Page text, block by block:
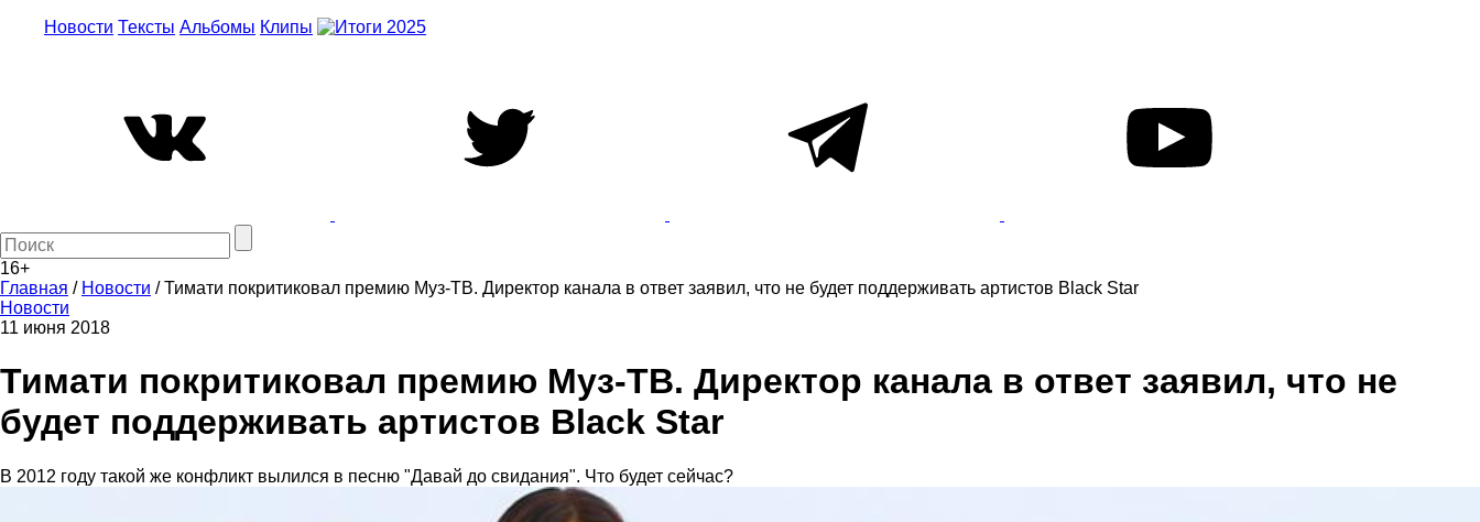
Новости Тексты Альбомы Клипы
16+
Главная / Новости /Тимати покритиковал премию Муз-ТВ. Директор канала в ответ заявил, что не будет поддерживать артистов Black Star
Новости
11 июня 2018
Тимати покритиковал премию Муз-ТВ. Директор канала в ответ заявил, что не
будет поддерживать артистов Black Star
В 2012 году такой же конфликт вылился в песню "Давай до свидания". Что будет сейчас?